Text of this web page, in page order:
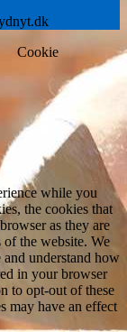
Cookie
while you
the cookies that
as they are
the website. We
understand how
in your browser
to opt-out of these
may have an effect